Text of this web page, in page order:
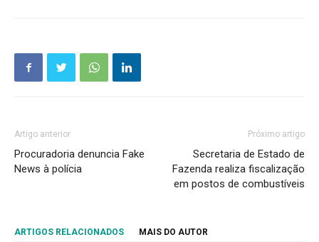
Artigo anterior
Procuradoria denuncia Fake
News à polícia
Próximo artigo
Secretaria de Estado de
Fazenda realiza fiscalização
em postos de combustíveis
ARTIGOS RELACIONADOS MAIS DO AUTOR